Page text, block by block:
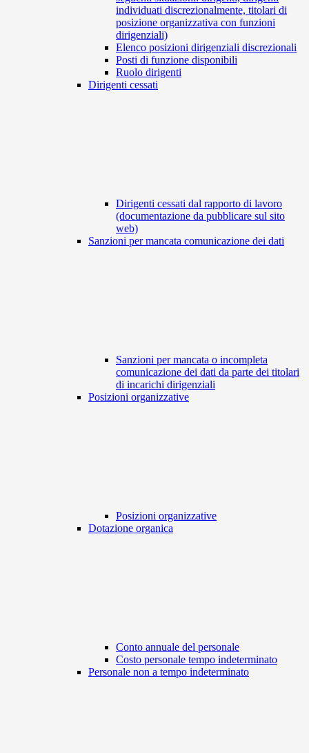
individuati discrezionalmente, titolari di
posizione organizzativa con funzioni
dirigenziali)
Elenco posizioni dirigenziali discrezionali
Posti di funzione disponibili
Ruolo dirigenti
Dirigenti cessati
Dirigenti cessati dal rapporto di lavoro
(documentazione da pubblicare sul sito
web)
Sanzioni per mancata comunicazione dei dati
Sanzioni per mancata o incompleta
comunicazione dei dati da parte dei titolari
di incarichi dirigenziali
Posizioni organizzative
Posizioni organizzative
Dotazione organica
Conto annuale del personale
Costo personale tempo indeterminato
Personale non a tempo indeterminato